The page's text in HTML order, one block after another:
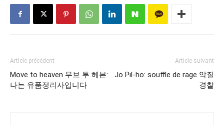
Article précédent
Move to heaven 무브 투 헤븐:
나는 유품정리사입니다
Article suivant
Jo Pil-ho: souffle de rage 악질
경찰